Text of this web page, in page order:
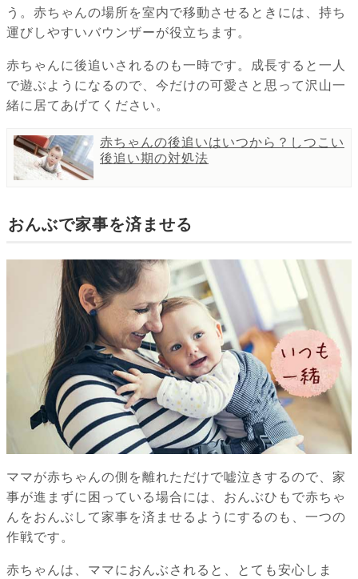
う。赤ちゃんの場所を室内で移動させるときには、持ち
運びしやすいバウンザーが役立ちます。
赤ちゃんに後追いされるのも一時です。成長すると一人
で遊ぶようになるので、今だけの可愛さと思って沢山一
緒に居てあげてください。
赤ちゃんの後追いはいつから？しつこい
後追い期の対処法
おんぶで家事を済ませる
ママが赤ちゃんの側を離れただけで嘘泣きするので、家
事が進まずに困っている場合には、おんぶひもで赤ちゃ
んをおんぶして家事を済ませるようにするのも、一つの
作戦です。
赤ちゃんは、ママにおんぶされると、とても安心しま